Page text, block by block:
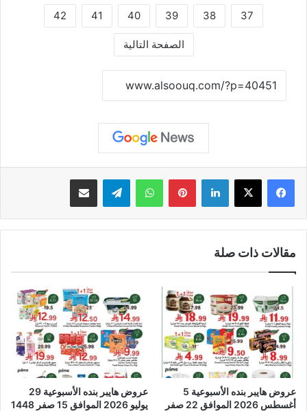
37
38
39
40
41
42
الصفحة التالية
لينكدإن بينتيريستواتساب تيلقرام مشاركة عبر البريد
مقالات ذات صلة
عروض هايبر بنده الأسبوعية 5
أغسطس 2026 الموافق 22 صفر
عروض هايبر بنده الأسبوعية 29
يوليو 2026 الموافق 15 صفر 1448